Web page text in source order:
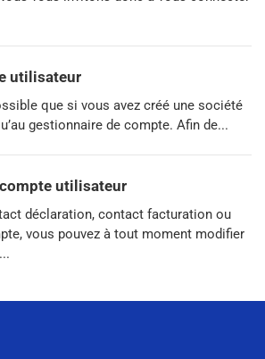
utilisateur
que si vous avez créé une société
gestionnaire de compte. Afin de...
utilisateur
déclaration, contact facturation ou
vous pouvez à tout moment modifier